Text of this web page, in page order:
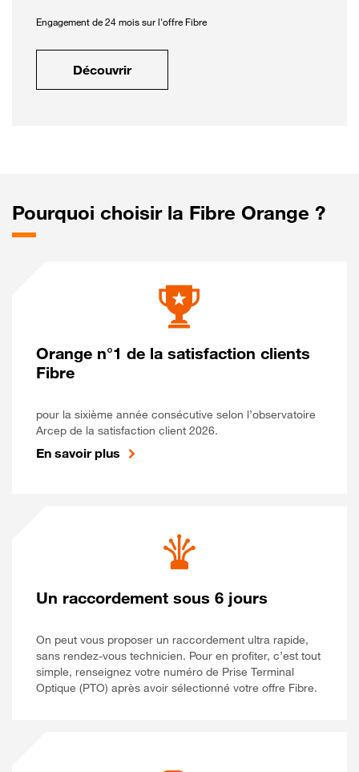
Engagement de 24 mois sur l'offre Fibre
Découvrir
Pourquoi choisir la Fibre Orange ?
Orange n°1 de la satisfaction clients
Fibre
pour la sixième année consécutive selon l’observatoire
Arcep de la satisfaction client 2026.
En savoir plus
Un raccordement sous 6 jours
On peut vous proposer un raccordement ultra rapide,
sans rendez-vous technicien. Pour en profiter, c’est tout
simple, renseignez votre numéro de Prise Terminal
Optique (PTO) après avoir sélectionné votre offre Fibre.